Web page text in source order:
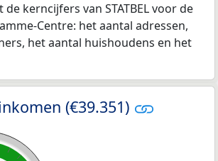
kerncijfers van STATBEL voor de
Centre: het aantal adressen,
het aantal huishoudens en het
(€39.351)